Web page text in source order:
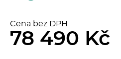
Konvektomaty/Pece
Cena bez DPH
78 490 Kč